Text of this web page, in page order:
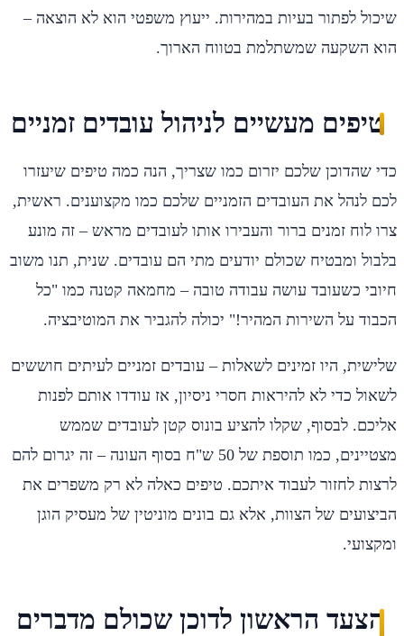
שיכול לפתור בעיות במהירות. ייעוץ משפטי הוא לא הוצאה –
הוא השקעה שמשתלמת בטווח הארוך.
טיפים מעשיים לניהול עובדים זמניים
כדי שהדוכן שלכם יזרום כמו שצריך, הנה כמה טיפים שיעזרו
לכם לנהל את העובדים הזמניים שלכם כמו מקצוענים. ראשית,
צרו לוח זמנים ברור והעבירו אותו לעובדים מראש – זה מונע
בלבול ומבטיח שכולם יודעים מתי הם עובדים. שנית, תנו משוב
חיובי כשעובד עושה עבודה טובה – מחמאה קטנה כמו "כל
הכבוד על השירות המהיר!" יכולה להגביר את המוטיבציה.
שלישית, היו זמינים לשאלות – עובדים זמניים לעיתים חוששים
לשאול כדי לא להיראות חסרי ניסיון, אז עודדו אותם לפנות
אליכם. לבסוף, שקלו להציע בונוס קטן לעובדים שממש
מצטיינים, כמו תוספת של 50 ש"ח בסוף העונה – זה יגרום להם
לרצות לחזור לעבוד איתכם. טיפים כאלה לא רק משפרים את
הביצועים של הצוות, אלא גם בונים מוניטין של מעסיק הוגן
ומקצועי.
הצעד הראשון לדוכן שכולם מדברים